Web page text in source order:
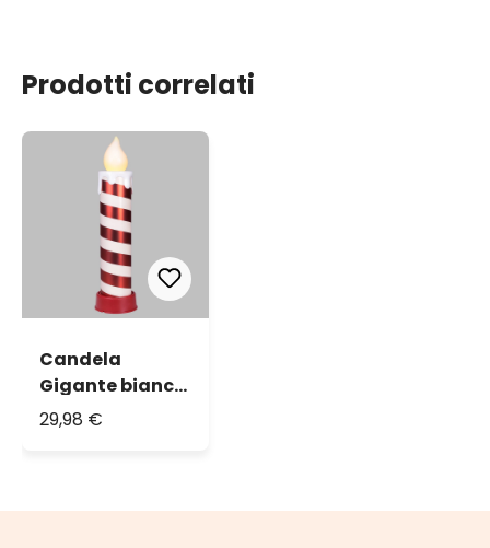
Prodotti correlati
Candela
Gigante bianca
e rossa a
bianco caldo
29,98 €